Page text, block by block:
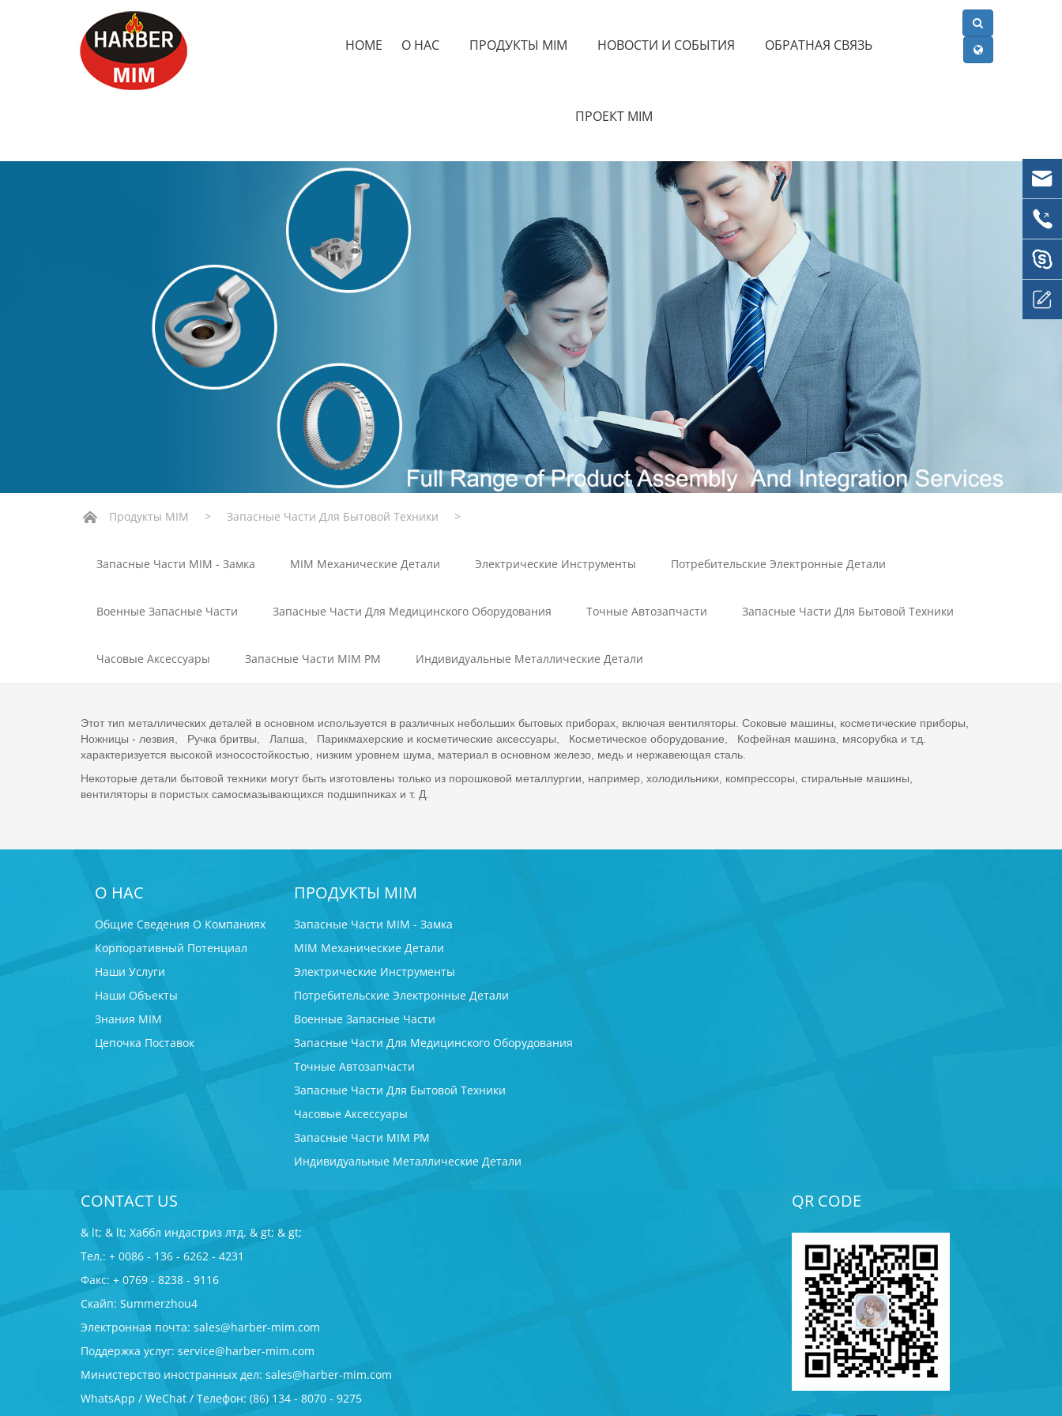
HOME О НАС ПРОДУКТЫ MIM НОВОСТИ И СОБЫТИЯ ОБРАТНАЯ СВЯЗЬ
ПРОЕКТ MIM
Продукты MIM > Запасные Части Для Бытовой Техники >
Запасные Части MIM - Замка MIM Механические Детали Электрические Инструменты Потребительские Электронные Детали
Военные Запасные Части Запасные Части Для Медицинского Оборудования Точные Автозапчасти Запасные Части Для Бытовой Техники
Часовые Аксессуары Запасные Части MIM PM Индивидуальные Металлические Детали
Этот тип металлических деталей в основном используется в различных небольших бытовых приборах, включая вентиляторы. Соковые машины, косметические приборы,
Ножницы - лезвия, Ручка бритвы, Лапша, Парикмахерские и косметические аксессуары, Косметическое оборудование, Кофейная машина, мясорубка и т.д.
характеризуется высокой износостойкостью, низким уровнем шума, материал в основном железо, медь и нержавеющая сталь.
Некоторые детали бытовой техники могут быть изготовлены только из порошковой металлургии, например, холодильники, компрессоры, стиральные машины,
вентиляторы в пористых самосмазывающихся подшипниках и т. Д.
О НАС
Общие Сведения О Компаниях
Корпоративный Потенциал
Наши Услуги
Наши Объекты
Знания MIM
Цепочка Поставок
ПРОДУКТЫ MIM
Запасные Части MIM - Замка
MIM Механические Детали
Электрические Инструменты
Потребительские Электронные Детали
Военные Запасные Части
Запасные Части Для Медицинского Оборудования
Точные Автозапчасти
Запасные Части Для Бытовой Техники
Часовые Аксессуары
Запасные Части MIM PM
Индивидуальные Металлические Детали
CONTACT US
& lt; & lt; Хаббл индастриз лтд. & gt; & gt;
Тел.: + 0086 - 136 - 6262 - 4231
Факс: + 0769 - 8238 - 9116
Скайп: Summerzhou4
Электронная почта: sales@harber-mim.com
Поддержка услуг: service@harber-mim.com
Министерство иностранных дел: sales@harber-mim.com
WhatsApp / WeChat / Телефон: (86) 134 - 8070 - 9275
QR CODE